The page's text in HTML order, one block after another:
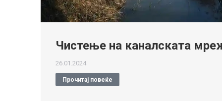
Чистење на каналската
26.01.2024
Прочитај повеќе